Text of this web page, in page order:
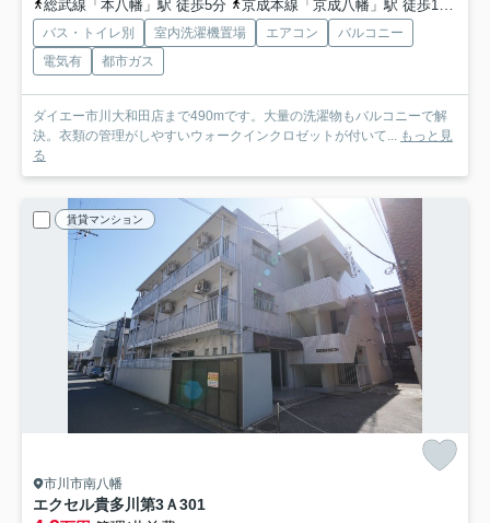
総武線「本八幡」駅 徒歩5分
京成本線「京成八幡」駅 徒歩10分
バス・トイレ別 室内洗濯機置場 エアコン
バルコニー
電気有
都市ガス
ダイエー市川大和田店まで490mです。大量の洗濯物もバルコニーで解
決。衣類の管理がしやすいウォークインクロゼットが付いて... もっと見
る
賃貸マンション
市川市南八幡
エクセル貴多川第3Ａ301